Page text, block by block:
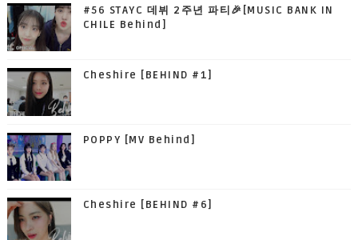
#56 STAYC 데뷔 2주년 파티🎉[MUSIC BANK IN
CHILE Behind]
Cheshire [BEHIND #1]
POPPY [MV Behind]
Cheshire [BEHIND #6]